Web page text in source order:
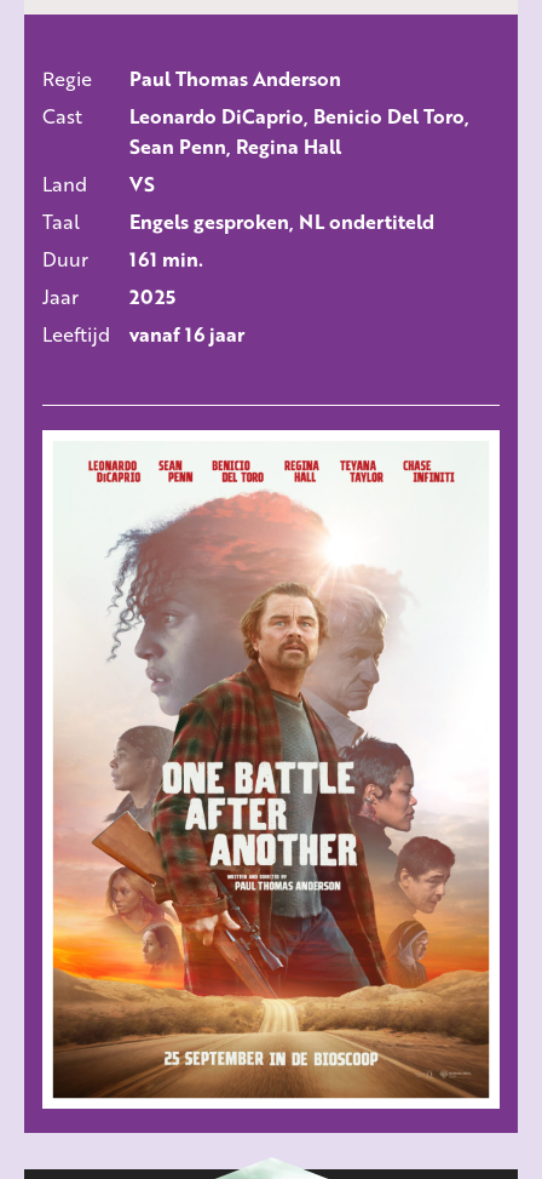
Regie
Paul Thomas Anderson
Cast
Leonardo DiCaprio, Benicio Del Toro,
Sean Penn, Regina Hall
Land
VS
Taal
Engels gesproken, NL ondertiteld
Duur
161 min.
Jaar
2025
Leeftijd
vanaf 16 jaar